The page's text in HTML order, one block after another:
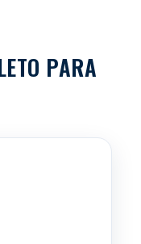
PARA